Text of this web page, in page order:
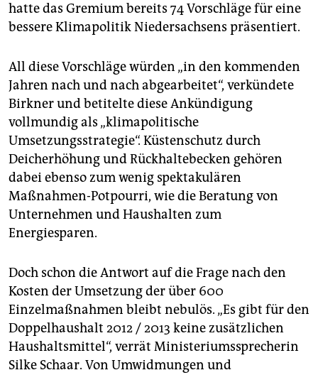
hatte das Gremium bereits 74 Vorschläge für eine
bessere Klimapolitik Niedersachsens präsentiert.
All diese Vorschläge würden „in den kommenden
Jahren nach und nach abgearbeitet“, verkündete
Birkner und betitelte diese Ankündigung
vollmundig als „klimapolitische
Umsetzungsstrategie“. Küstenschutz durch
Deicherhöhung und Rückhaltebecken gehören
dabei ebenso zum wenig spektakulären
Maßnahmen-Potpourri, wie die Beratung von
Unternehmen und Haushalten zum
Energiesparen.
Doch schon die Antwort auf die Frage nach den
Kosten der Umsetzung der über 600
Einzelmaßnahmen bleibt nebulös. „Es gibt für den
Doppelhaushalt 2012 / 2013 keine zusätzlichen
Haushaltsmittel“, verrät Ministeriumssprecherin
Silke Schaar. Von Umwidmungen und